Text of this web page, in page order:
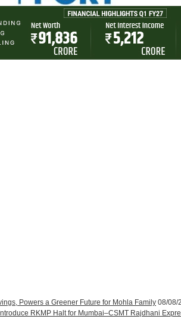
Powers a Greener Future for Mohla Family 08/08/
RKMP Halt for Mumbai–CSMT Rajdhani